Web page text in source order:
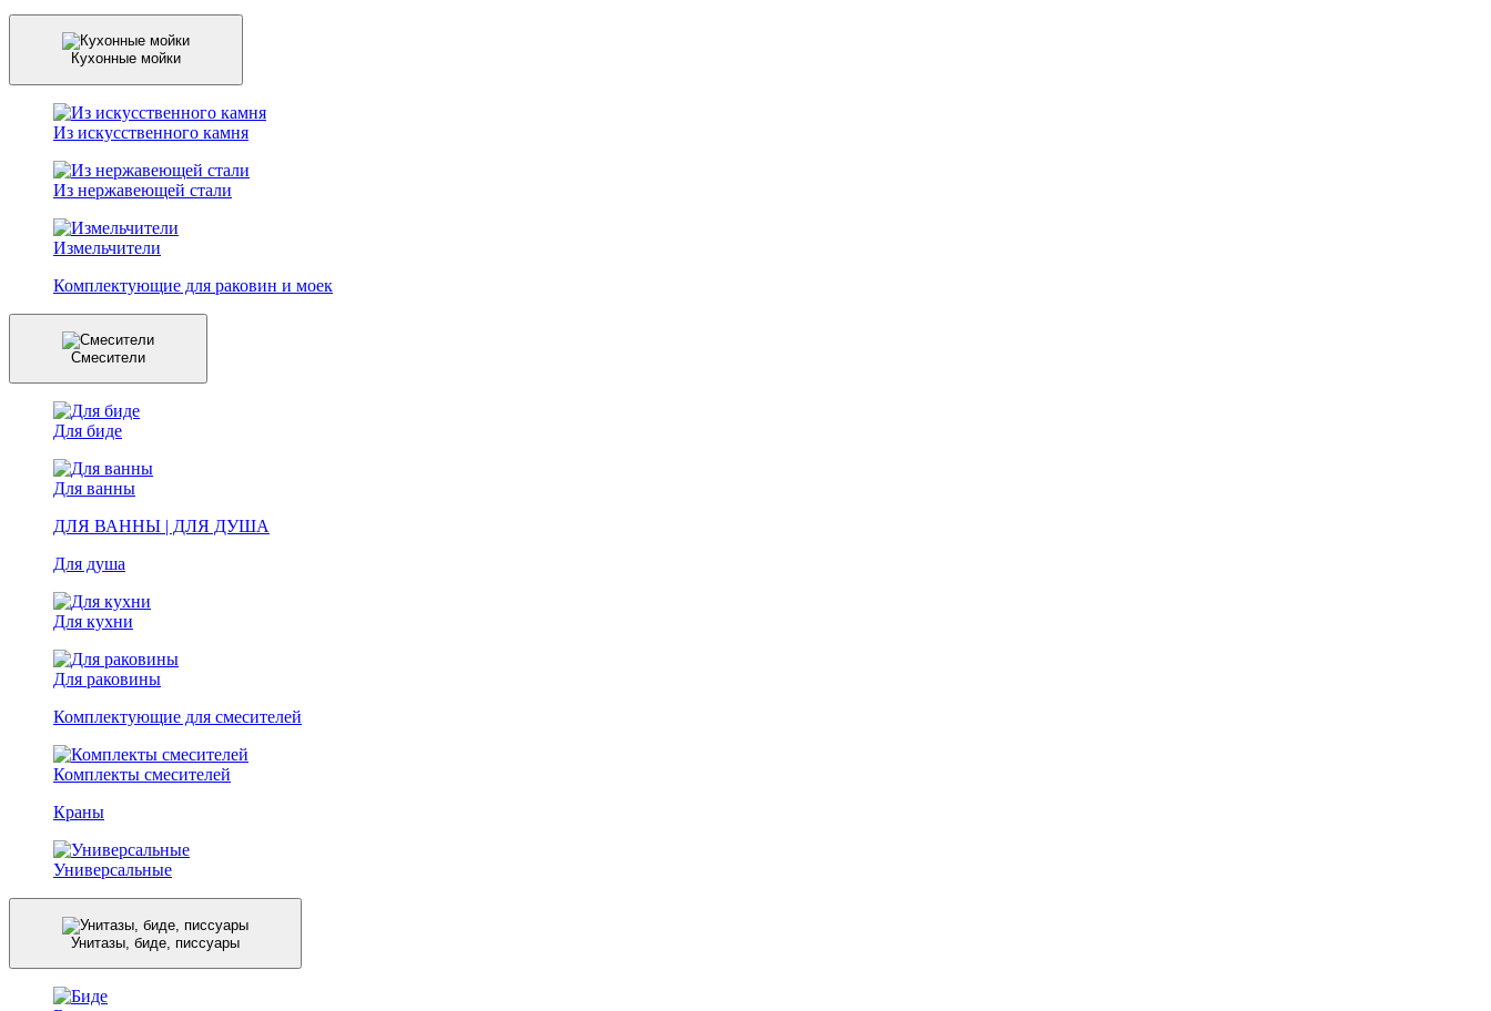
Кухонные мойки
Из искусственного камня
Из нержавеющей стали
Измельчители
Комплектующие для раковин и моек
Смесители
Для биде
Для ванны
ДЛЯ ВАННЫ | ДЛЯ ДУША
Для душа
Для кухни
Для раковины
Комплектующие для смесителей
Комплекты смесителей
Краны
Универсальные
Унитазы, биде, писсуары